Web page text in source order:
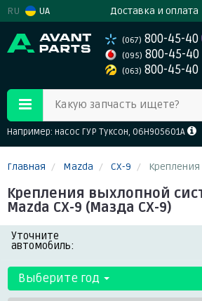
RU UA Доставка и оплата
(067) 800-45-40
(095) 800-45-40
(063) 800-45-40
Какую запчасть ищете?
Например: насос ГУР Туксон, 06H905601A
Главная Mazda CX-9
Крепления выхлопной
Mazda CX-9 (Мазда СХ-9)
Уточните
автомобиль:
Выберите год